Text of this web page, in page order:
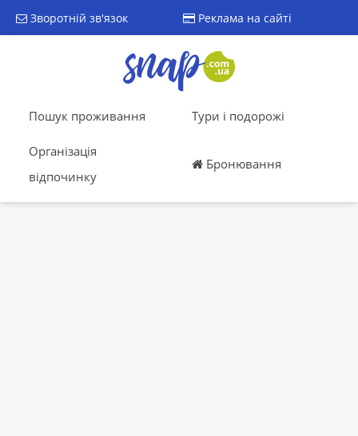
Зворотній зв'язок Реклама на сайті
Пошук проживання Тури і подорожі
Організація
відпочинку
Бронювання